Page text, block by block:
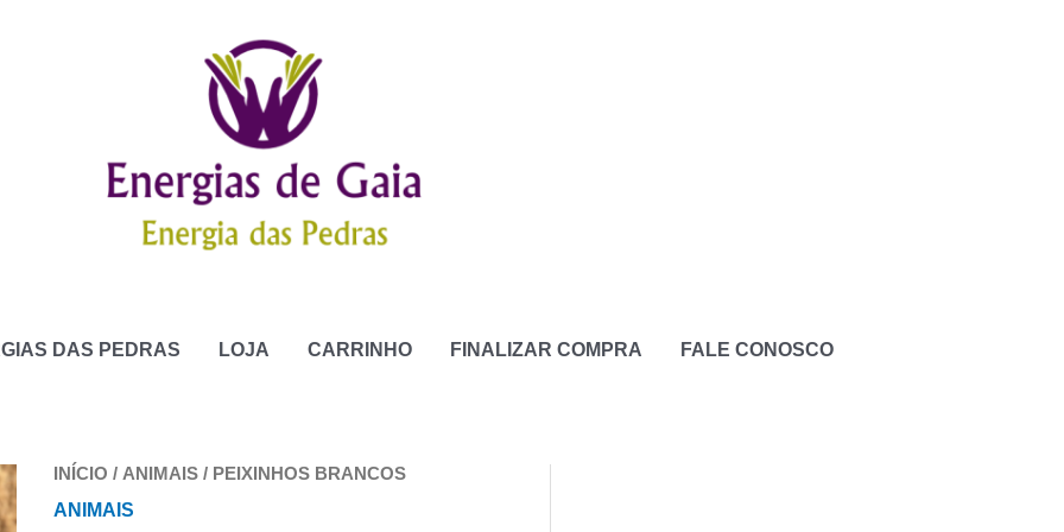
DAS PEDRAS LOJA CARRINHO FINALIZAR COMPRA FALE CONOSCO
INÍCIO / ANIMAIS/ PEIXINHOS BRANCOS
ANIMAIS